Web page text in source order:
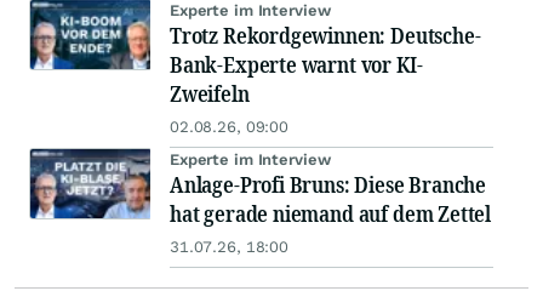
Experte im Interview
Trotz Rekordgewinnen: Deutsche-
Bank-Experte warnt vor KI-
Zweifeln
02.08.26, 09:00
Experte im Interview
Anlage-Profi Bruns: Diese Branche
hat gerade niemand auf dem Zettel
31.07.26, 18:00